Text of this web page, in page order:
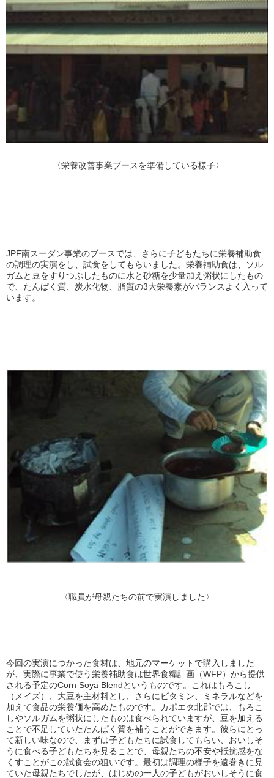
〈栄養改善事業ブースを準備している様子〉
JPF南スーダン事業のブースでは、さらに子どもたちに栄養補助食
の調理の実演をし、試食をしてもらいました。栄養補助食は、ソル
ガムと豆をすりつぶしたものに水と砂糖を少量加え粥状にしたもの
で、たんぱく質、炭水化物、脂質の3大栄養素がバランスよく入って
います。
〈職員が母親たちの前で実演しました〉
今回の実演につかった食材は、地元のマーケットで購入しました
が、実際に事業で使う栄養補助食は世界食糧計画（WFP）から提供
される予定のCorn Soya Blendというものです。これはもろこし
（メイズ）、大豆を主材料とし、さらにビタミン、ミネラルなどを
加えて食品の栄養価を高めたものです。カポエタ北郡では、もろこ
しやソルガムを粥状にしたものは食べられていますが、豆を加える
ことで不足していたたんぱく質を補うことができます。彼らにとっ
て新しい味なので、まずは子どもたちに試食してもらい、おいしそ
うに食べる子どもたちを見ることで、母親たちの不安や抵抗感をな
くすことがこの試食会の狙いです。最初は調理の様子を遠巻きに見
ていた母親たちでしたが、はじめの一人の子どもがおいしそうに食